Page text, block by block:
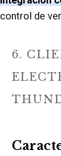
control de
6.